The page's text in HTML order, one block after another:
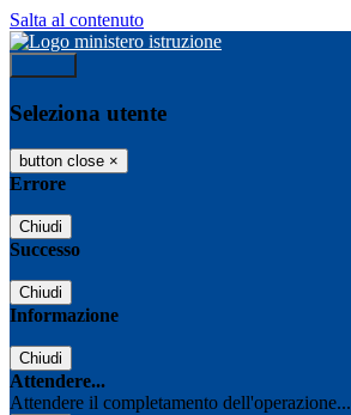
Salta al contenuto
Seleziona utente
button close ×
Errore
Chiudi
Successo
Chiudi
Informazione
Chiudi
Attendere...
Attendere il completamento dell'operazione...